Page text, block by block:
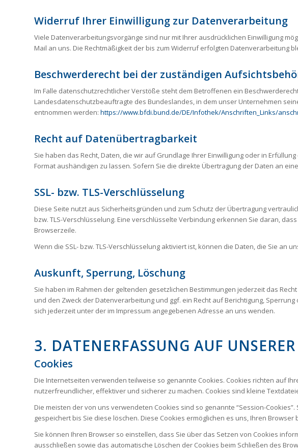
Widerruf Ihrer Einwilligung zur Datenverarbeitung
Viele Datenverarbeitungsvorgänge sind nur mit Ihrer ausdrücklichen Einwilligung
Mail an uns. Die Rechtmäßigkeit der bis zum Widerruf erfolgten Datenverarbeitung
Beschwerderecht bei der zuständigen
Im Falle datenschutzrechtlicher Verstöße steht dem Betroffenen ein
Landesdatenschutzbeauftragte des Bundeslandes, in dem unser Unternehmen
entnommen werden: https://www.bfdi.bund.de/DE/Infothek/Anschriften_Links/
Recht auf Datenübertragbarkeit
Sie haben das Recht, Daten, die wir auf Grundlage Ihrer Einwilligung oder in
Format aushändigen zu lassen. Sofern Sie die direkte Übertragung der Daten an
SSL- bzw. TLS-Verschlüsselung
Diese Seite nutzt aus Sicherheitsgründen und zum Schutz der Übertragung
bzw. TLS-Verschlüsselung. Eine verschlüsselte Verbindung erkennen Sie daran,
Browserzeile.
Wenn die SSL- bzw. TLS-Verschlüsselung aktiviert ist, können die Daten, die Sie an
Auskunft, Sperrung, Löschung
Sie haben im Rahmen der geltenden gesetzlichen Bestimmungen jederzeit das
und den Zweck der Datenverarbeitung und ggf. ein Recht auf Berichtigung,
sich jederzeit unter der im Impressum angegebenen Adresse an uns wenden.
3. DATENERFASSUNG AUF
Cookies
Die Internetseiten verwenden teilweise so genannte Cookies. Cookies richten auf
nutzerfreundlicher, effektiver und sicherer zu machen. Cookies sind kleine
Die meisten der von uns verwendeten Cookies sind so genannte “Session-
gespeichert bis Sie diese löschen. Diese Cookies ermöglichen es uns, Ihren
Sie können Ihren Browser so einstellen, dass Sie über das Setzen von Cookies
ausschließen sowie das automatische Löschen der Cookies beim Schließen des